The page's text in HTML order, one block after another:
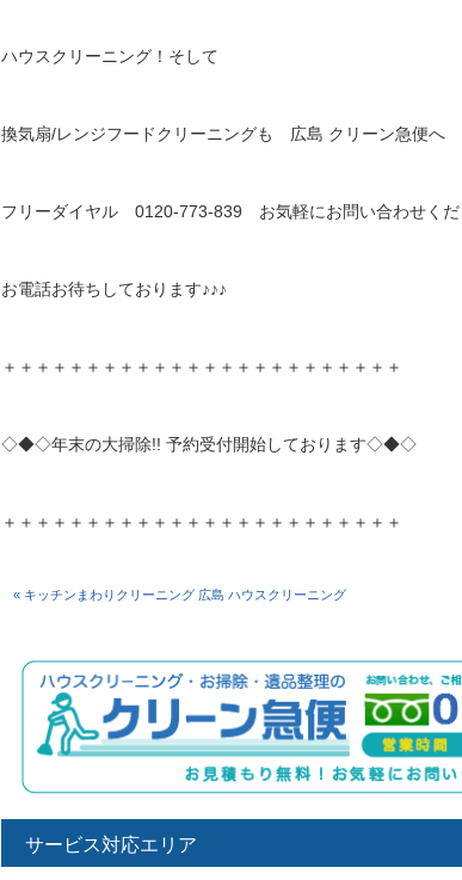
ハウスクリーニング！そして
換気扇/レンジフードクリーニングも 広島 クリーン急便へ
フリーダイヤル 0120-773-839 お気軽にお問い合わせくだ
お電話お待ちしております♪♪♪
＋＋＋＋＋＋＋＋＋＋＋＋＋＋＋＋＋＋＋＋＋＋＋＋
◇◆◇年末の大掃除!! 予約受付開始しております◇◆◇
＋＋＋＋＋＋＋＋＋＋＋＋＋＋＋＋＋＋＋＋＋＋＋＋
« キッチンまわりクリーニング 広島 ハウスクリーニング
サービス対応エリア